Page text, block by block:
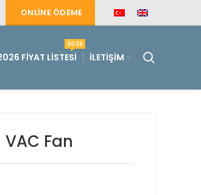
ONLINE ÖDEME
FIYAT LISTESI
2026
İLETIŞIM
Fan